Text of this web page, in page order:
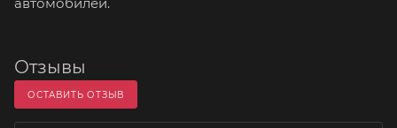
автомобилей.
Отзывы
ОСТАВИТЬ ОТЗЫВ